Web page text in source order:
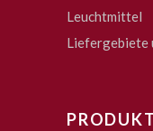
Leuchtmittel
Liefergebiete